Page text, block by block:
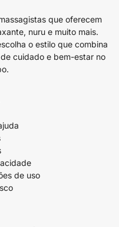
que oferecem
nuru e muito mais.
o estilo que combina
cuidado e bem-estar no
de uso